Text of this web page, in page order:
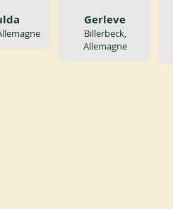
Gerleve
Billerbeck,
Allemagne